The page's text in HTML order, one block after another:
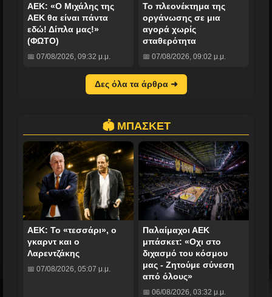
ΑΕΚ: «Ο Μιχάλης της
ΑΕΚ θα είναι πάντα
εδώ! Δίπλα μας!»
(ΦΩΤΟ)
📅 07/08/2026, 09:32 μ.μ.
Το πλεονέκτημα της
οργάνωσης σε μια
αγορά χωρίς
σταθερότητα
📅 07/08/2026, 09:02 μ.μ.
Δες όλα τα άρθρα ➜
🏟️ ΜΠΑΣΚΕΤ
ΑΕΚ: Το «τεσσάρι», ο
γκαρντ και ο
Λαρεντζάκης
📅 07/08/2026, 05:07 μ.μ.
Παλαίμαχοι ΑΕΚ
μπάσκετ: «Οχι στο
διχασμό του κόσμου
μας - Ζητούμε σύνεση
από όλους»
📅 06/08/2026, 03:32 μ.μ.